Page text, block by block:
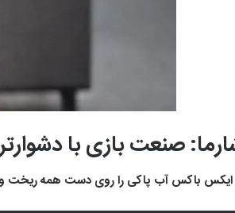
صنعت بازی با
ایکس ‌باکس آب پاکی را روی دست همه ریخت و